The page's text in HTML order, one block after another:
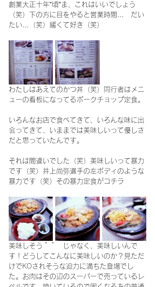
創業大正十年”頃”ま、これはいいでしょう
（笑）下の方に目をやると営業時間…　だい
たい…（笑）緩くて好き（笑）
わたしはあえてのかつ丼（笑）同行者はメニ
ューの看板になってるポークチョップ定食。
いろんなお店で食べてきて、いろんな味に出
会ってきて、いままでは美味しいって優しさ
だと思っていたんです。
それは間違いでした（笑）美味しいって暴力
です（笑）井上尚弥選手の左ボディのような
暴力です（笑）その暴力定食がコチラ
美味しそう＾＾　じゃなく、美味しいんで
す！どうしてこんなに美味しいのか？見ただ
けでKOされそうな迫力に満ちた登場でし
た。お肉はその辺のスーパーで売っているレ